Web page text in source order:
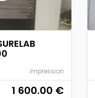
Impression
1 600.00 €